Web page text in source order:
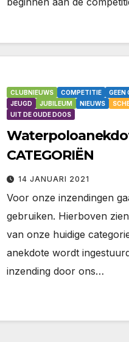
CLUBNIEUWS COMPETITIE GEEN
JEUGD
JUBILEUM NIEUWS
UIT DE OUDE DOOS
CATEGORIËN
14 JANUARI 2021
Voor onze inzendingen
gebruiken. Hierboven
van onze huidige
anekdote wordt
inzending door ons…